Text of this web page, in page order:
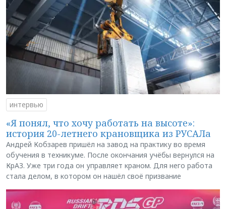
интервью
«Я понял, что хочу работать на высоте»:
история 20-летнего крановщика из РУСАЛа
Андрей Кобзарев пришёл на завод на практику во время
обучения в техникуме. После окончания учёбы вернулся на
КрАЗ. Уже три года он управляет краном. Для него работа
стала делом, в котором он нашёл своё призвание